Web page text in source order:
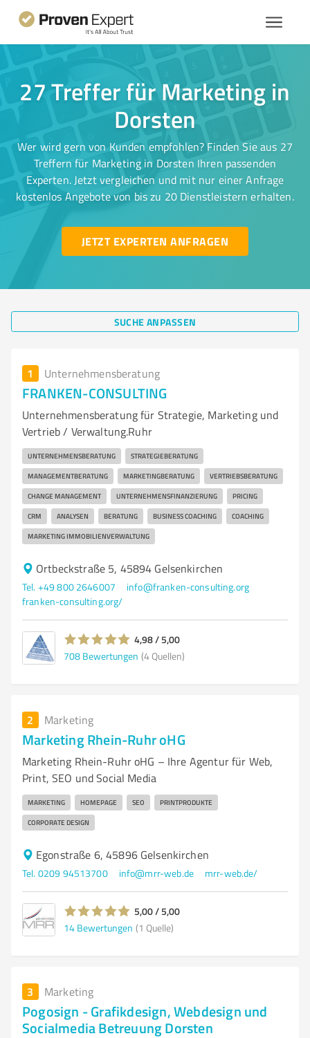
27 Treffer für Marketing in
Dorsten
Wer wird gern von Kunden empfohlen? Finden Sie aus 27
Treffern für Marketing in Dorsten Ihren passenden
Experten. Jetzt vergleichen und mit nur einer Anfrage
kostenlos Angebote von bis zu 20 Dienstleistern erhalten.
JETZT EXPERTEN ANFRAGEN
SUCHE ANPASSEN
1 Unternehmensberatung
FRANKEN-CONSULTING
Unternehmensberatung für Strategie, Marketing und
Vertrieb / Verwaltung.Ruhr
UNTERNEHMENSBERATUNG STRATEGIEBERATUNG
MANAGEMENTBERATUNG MARKETINGBERATUNG VERTRIEBSBERATUNG
CHANGE MANAGEMENT UNTERNEHMENSFINANZIERUNG PRICING
CRM ANALYSEN BERATUNG BUSINESS COACHING COACHING
MARKETING IMMOBILIENVERWALTUNG
Ortbeckstraße 5, 45894 Gelsenkirchen
Tel. +49 800 2646007
info@franken-consulting.org
franken-consulting.org/
4,98 / 5,00
708 Bewertungen (4 Quellen)
2 Marketing
Marketing Rhein-Ruhr oHG
Marketing Rhein-Ruhr oHG – Ihre Agentur für Web,
Print, SEO und Social Media
MARKETING HOMEPAGE SEO PRINTPRODUKTE
CORPORATE DESIGN
Egonstraße 6, 45896 Gelsenkirchen
Tel. 0209 94513700 info@mrr-web.de mrr-web.de/
5,00 / 5,00
14 Bewertungen (1 Quelle)
3 Marketing
Pogosign - Grafikdesign, Webdesign und
Socialmedia Betreuung Dorsten